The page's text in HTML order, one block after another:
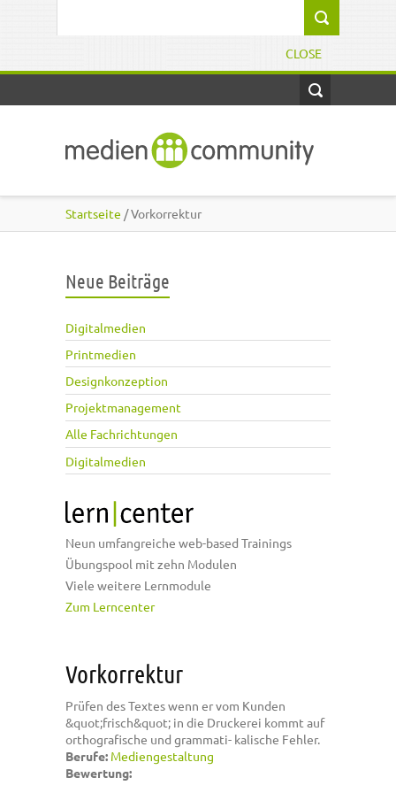
CLOSE
Startseite / Vorkorrektur
Neue Beiträge
Digitalmedien
Printmedien
Designkonzeption
Projektmanagement
Alle Fachrichtungen
Digitalmedien
Neun umfangreiche web-based Trainings
Übungspool mit zehn Modulen
Viele weitere Lernmodule
Zum Lerncenter
Vorkorrektur
Prüfen des Textes wenn er vom Kunden
&quot;frisch&quot; in die Druckerei kommt auf
orthografische und grammati- kalische Fehler.
Berufe: Mediengestaltung
Bewertung: